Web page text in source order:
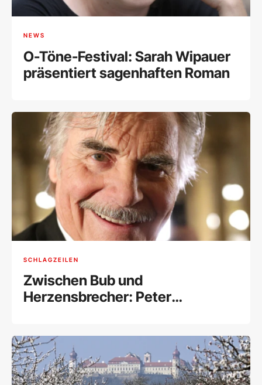
NEWS
O-Töne-Festival: Sarah Wipauer
präsentiert sagenhaften Roman
SCHLAGZEILEN
Zwischen Bub und
Herzensbrecher: Peter